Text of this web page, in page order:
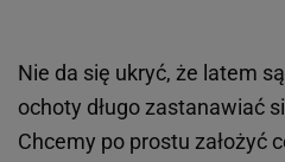
Nie da się ukryć, że latem
ochoty długo zastanawiać
Chcemy po prostu założyć